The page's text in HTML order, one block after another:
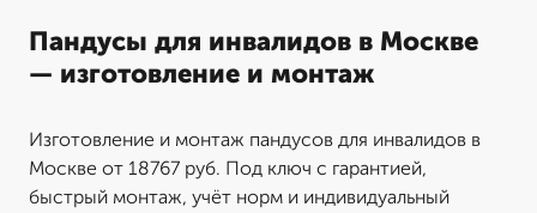
Пандусы для инвалидов в Москве
— изготовление и монтаж
Изготовление и монтаж пандусов для инвалидов в
Москве от 18767 руб. Под ключ с гарантией,
быстрый монтаж, учёт норм и индивидуальный